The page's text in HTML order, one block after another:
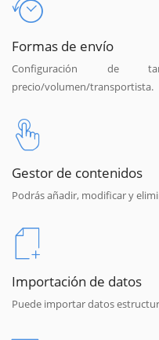
Formas de envío
Configuración de
precio/volumen/transportista.
Gestor de contenidos
Podrás añadir, modificar y
Importación de datos
Puede importar datos